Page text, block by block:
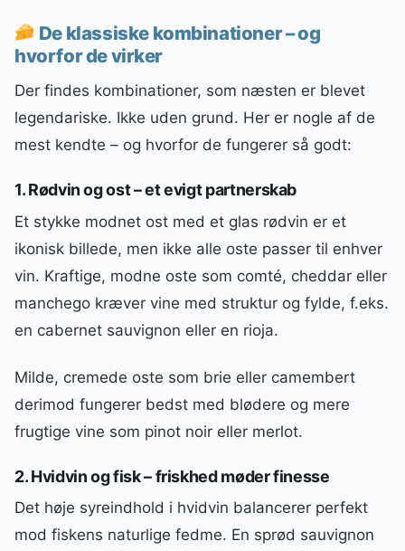
De klassiske kombinationer – og
hvorfor de virker
Der findes kombinationer, som næsten er blevet
legendariske. Ikke uden grund. Her er nogle af de
mest kendte – og hvorfor de fungerer så godt:
1. Rødvin og ost – et evigt partnerskab
Et stykke modnet ost med et glas rødvin er et
ikonisk billede, men ikke alle oste passer til enhver
vin. Kraftige, modne oste som comté, cheddar eller
manchego kræver vine med struktur og fylde, f.eks.
en cabernet sauvignon eller en rioja.
Milde, cremede oste som brie eller camembert
derimod fungerer bedst med blødere og mere
frugtige vine som pinot noir eller merlot.
2. Hvidvin og fisk – friskhed møder finesse
Det høje syreindhold i hvidvin balancerer perfekt
mod fiskens naturlige fedme. En sprød sauvignon